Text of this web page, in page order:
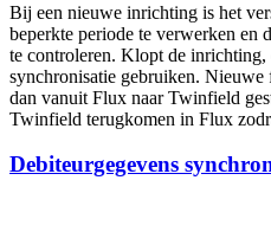
Bij een nieuwe inrichting is het
beperkte periode te verwerken en
te controleren. Klopt de inrichting,
synchronisatie gebruiken. Nieuwe
dan vanuit Flux naar Twinfield
Twinfield terugkomen in Flux
Debiteurgegevens